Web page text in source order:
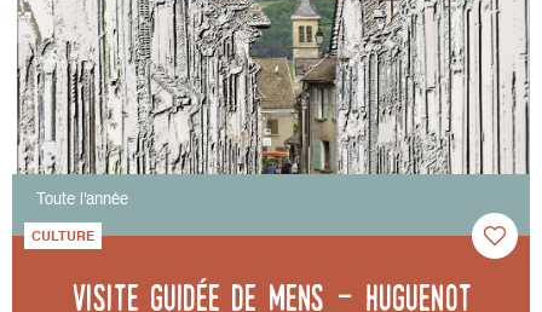
Toute l'année
CULTURE
Visite guidée de Mens - Huguenot